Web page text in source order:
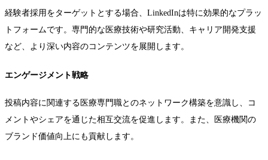
経験者採用をターゲットとする場合、LinkedInは特に効果的なプラッ
トフォームです。専門的な医療技術や研究活動、キャリア開発支援
など、より深い内容のコンテンツを展開します。
エンゲージメント戦略
投稿内容に関連する医療専門職とのネットワーク構築を意識し、コ
メントやシェアを通じた相互交流を促進します。また、医療機関の
ブランド価値向上にも貢献します。